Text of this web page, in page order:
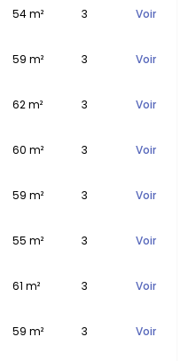
54 m² 3 Voir
59 m² 3 Voir
62 m² 3 Voir
60 m² 3 Voir
59 m² 3 Voir
55 m² 3 Voir
61 m² 3 Voir
59 m² 3 Voir